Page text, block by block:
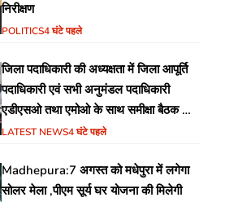
निरीक्षण
POLITICS4 घंटे पहले
जिला पदाधिकारी की अध्यक्षता में जिला आपूर्ति
पदाधिकारी एवं सभी अनुमंडल पदाधिकारी
एडीएसओ तथा एमोओ के साथ समीक्षा बैठक का
आयोजन
LATEST NEWS4 घंटे पहले
Madhepura:7 अगस्त को मधेपुरा में लगेगा
सोलर मेला ,पीएम सूर्य घर योजना की मिलेगी